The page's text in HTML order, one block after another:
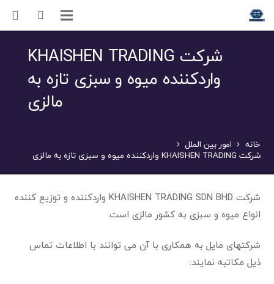
شرکت KHAISHEN TRADING
واردکننده میوه و سبزی تازه به
مالزی
خانه امور بین الملل
شرکت KHAISHEN TRADING واردکننده میوه و سبزی تازه به مالزی
شرکت KHAISHEN TRADING SDN BHD واردکننده و توزیع کننده
انواع میوه و سبزی به کشور مالزی است.
شرکتهای مایل به همکاری با آن می توانند با اطلاعات تماس
ذیل مکاتبه نمایند: